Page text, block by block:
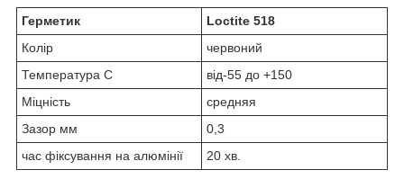
Герметик
Loctite 518
Колір
червоний
Температура С
від-55 до +150
Міцність
средняя
Зазор мм
0,3
час фіксування на алюмінії
20 хв.